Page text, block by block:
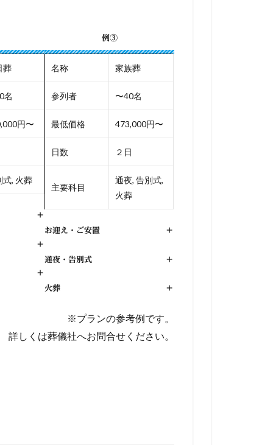
葬
名
円〜
式, 火葬
+
+
+
例③
名称 家族葬
参列者 〜40名
最低価格 473,000円〜
日数 ２日
主要科目
通夜, 告別式,
火葬
お迎え・ご安置 +
通夜・告別式 +
火葬 +
※プランの参考例です。
詳しくは葬儀社へお問合せください。